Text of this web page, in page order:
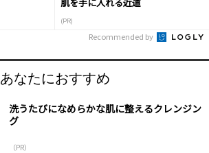
(PR)
Recommended by
あなたにおすすめ
洗うたびになめらかな肌に整えるクレンジン
グ
（PR）